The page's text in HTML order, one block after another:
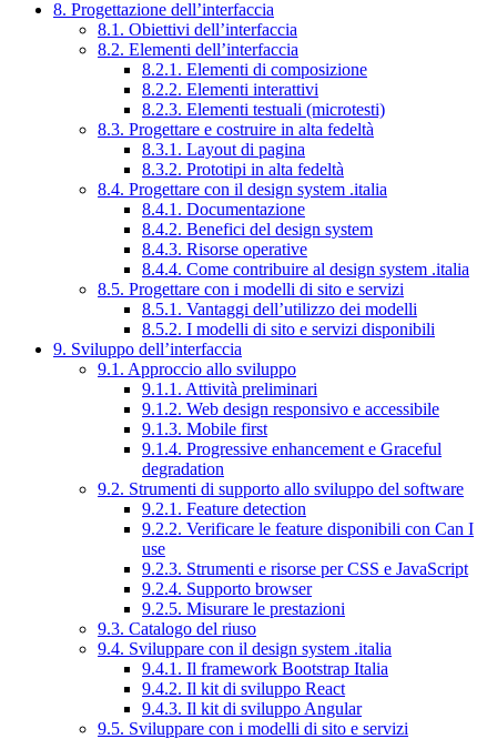
8. Progettazione dell’interfaccia
8.1. Obiettivi dell’interfaccia
8.2. Elementi dell’interfaccia
8.2.1. Elementi di composizione
8.2.2. Elementi interattivi
8.2.3. Elementi testuali (microtesti)
8.3. Progettare e costruire in alta fedeltà
8.3.1. Layout di pagina
8.3.2. Prototipi in alta fedeltà
8.4. Progettare con il design system .italia
8.4.1. Documentazione
8.4.2. Benefici del design system
8.4.3. Risorse operative
8.4.4. Come contribuire al design system .italia
8.5. Progettare con i modelli di sito e servizi
8.5.1. Vantaggi dell’utilizzo dei modelli
8.5.2. I modelli di sito e servizi disponibili
9. Sviluppo dell’interfaccia
9.1. Approccio allo sviluppo
9.1.1. Attività preliminari
9.1.2. Web design responsivo e accessibile
9.1.3. Mobile first
9.1.4. Progressive enhancement e Graceful
degradation
9.2. Strumenti di supporto allo sviluppo del software
9.2.1. Feature detection
9.2.2. Verificare le feature disponibili con Can I
use
9.2.3. Strumenti e risorse per CSS e JavaScript
9.2.4. Supporto browser
9.2.5. Misurare le prestazioni
9.3. Catalogo del riuso
9.4. Sviluppare con il design system .italia
9.4.1. Il framework Bootstrap Italia
9.4.2. Il kit di sviluppo React
9.4.3. Il kit di sviluppo Angular
9.5. Sviluppare con i modelli di sito e servizi